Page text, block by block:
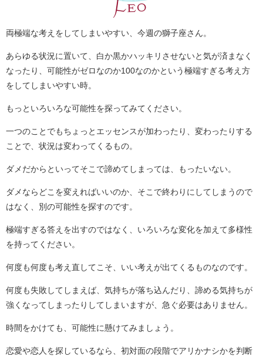
両極端な考えをしてしまいやすい、今週の獅子座さん。
あらゆる状況に置いて、白か黒かハッキリさせないと気が済まなく
なったり、可能性がゼロなのか100なのかという極端すぎる考え方
をしてしまいやすい時。
もっといろいろな可能性を探ってみてください。
一つのことでもちょっとエッセンスが加わったり、変わったりする
ことで、状況は変わってくるもの。
ダメだからといってそこで諦めてしまっては、もったいない。
ダメならどこを変えればいいのか、そこで終わりにしてしまうので
はなく、別の可能性を探すのです。
極端すぎる答えを出すのではなく、いろいろな変化を加えて多様性
を持ってください。
何度も何度も考え直してこそ、いい考えが出てくるものなのです。
何度も失敗してしまえば、気持ちが落ち込んだり、諦める気持ちが
強くなってしまったりしてしまいますが、急ぐ必要はありません。
時間をかけても、可能性に懸けてみましょう。
恋愛や恋人を探しているなら、初対面の段階でアリかナシかを判断